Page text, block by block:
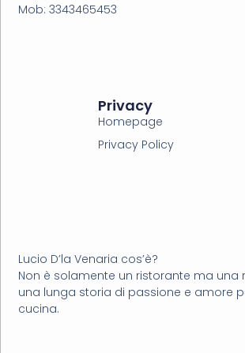
Lucio D’la Venaria cos’è?
Non è solamente un ristorante ma una
una lunga storia di passione e amore
cucina.
Privacy
Homepage
Privacy Policy
Mob: 3343465453